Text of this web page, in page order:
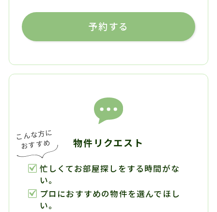
予約する
物件リクエスト
忙しくてお部屋探しをする時間がな
い。
プロにおすすめの物件を選んでほし
い。